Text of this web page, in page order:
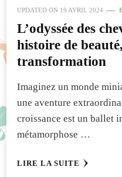
UPDATED ON 19 AVRIL 2024
L’odyssée des
histoire de
transformation
Imaginez un monde
une aventure
croissance est un ballet
métamorphose …
LIRE LA SUITE